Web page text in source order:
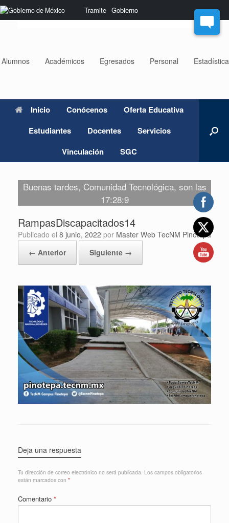
Nota:
este
sistema
Tramite Gobierno
Saltar
al
Alumnos Académicos Egresados Personal
Inicio Conócenos
Oferta Educativa
Estudiantes
Docentes
Servicios
Vinculación
SGC
Buenas tardes, Comunidad Tecnológica, son las
17:28:9
RampasDiscapacitados14
Publicado el 8 junio, 2022 por Master Web TecNM Pinotepa
← Anterior
Siguiente →
Deja una respuesta
Tu dirección de correo electrónico no será publicada. Los campos obligatorios
están marcados con *
Comentario *